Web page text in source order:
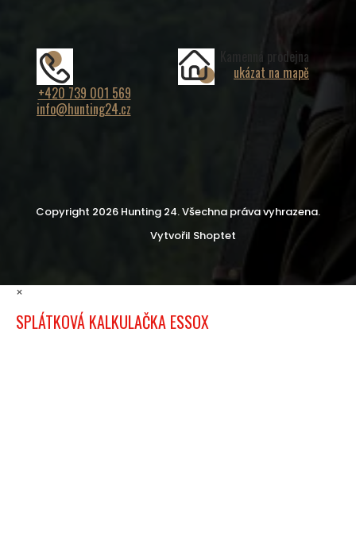
+420 739 001 569
info@hunting24.cz
Kamenná prodejna
ukázat na mapě
Vytvořil Shoptet
Copyright 2026 Hunting 24. Všechna práva vyhrazena.
×
SPLÁTKOVÁ KALKULAČKA ESSOX